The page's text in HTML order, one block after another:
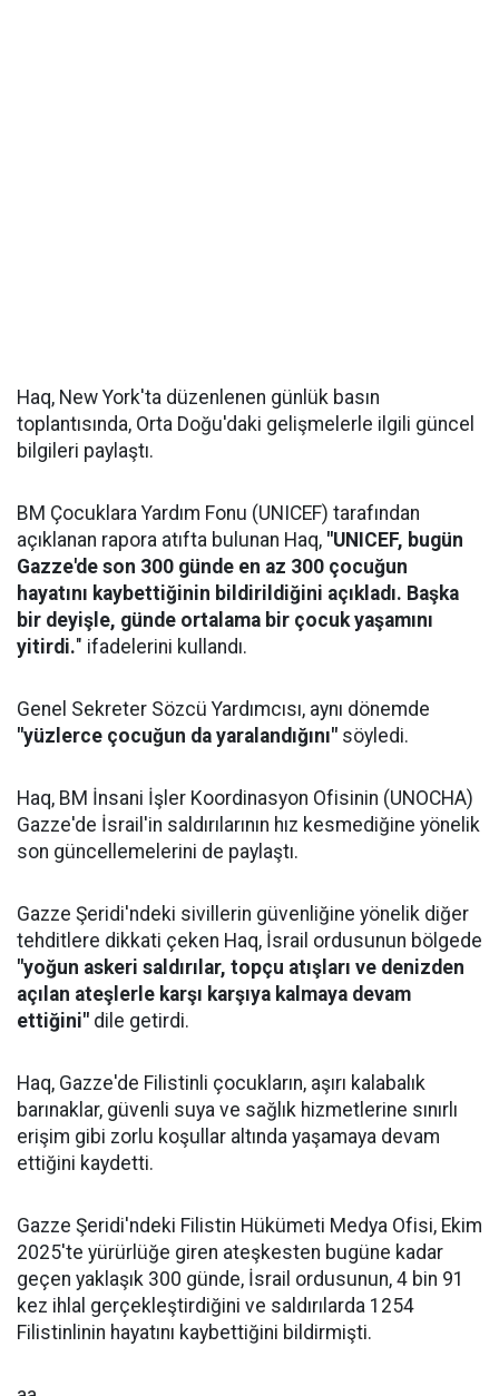
Haq, New York'ta düzenlenen günlük basın
toplantısında, Orta Doğu'daki gelişmelerle ilgili güncel
bilgileri paylaştı.
BM Çocuklara Yardım Fonu (UNICEF) tarafından
açıklanan rapora atıfta bulunan Haq, "UNICEF, bugün
Gazze'de son 300 günde en az 300 çocuğun
hayatını kaybettiğinin bildirildiğini açıkladı. Başka
bir deyişle, günde ortalama bir çocuk yaşamını
yitirdi." ifadelerini kullandı.
Genel Sekreter Sözcü Yardımcısı, aynı dönemde
"yüzlerce çocuğun da yaralandığını" söyledi.
Haq, BM İnsani İşler Koordinasyon Ofisinin (UNOCHA)
Gazze'de İsrail'in saldırılarının hız kesmediğine yönelik
son güncellemelerini de paylaştı.
Gazze Şeridi'ndeki sivillerin güvenliğine yönelik diğer
tehditlere dikkati çeken Haq, İsrail ordusunun bölgede
"yoğun askeri saldırılar, topçu atışları ve denizden
açılan ateşlerle karşı karşıya kalmaya devam
ettiğini" dile getirdi.
Haq, Gazze'de Filistinli çocukların, aşırı kalabalık
barınaklar, güvenli suya ve sağlık hizmetlerine sınırlı
erişim gibi zorlu koşullar altında yaşamaya devam
ettiğini kaydetti.
Gazze Şeridi'ndeki Filistin Hükümeti Medya Ofisi, Ekim
2025'te yürürlüğe giren ateşkesten bugüne kadar
geçen yaklaşık 300 günde, İsrail ordusunun, 4 bin 91
kez ihlal gerçekleştirdiğini ve saldırılarda 1254
Filistinlinin hayatını kaybettiğini bildirmişti.